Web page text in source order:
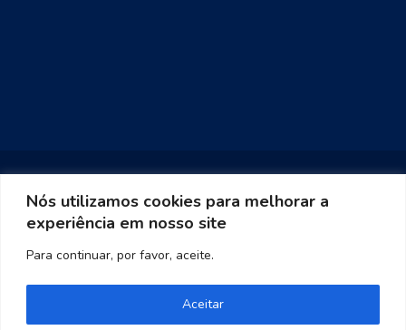
Nós utilizamos cookies para melhorar a
experiência em nosso site
Para continuar, por favor, aceite.
Aceitar